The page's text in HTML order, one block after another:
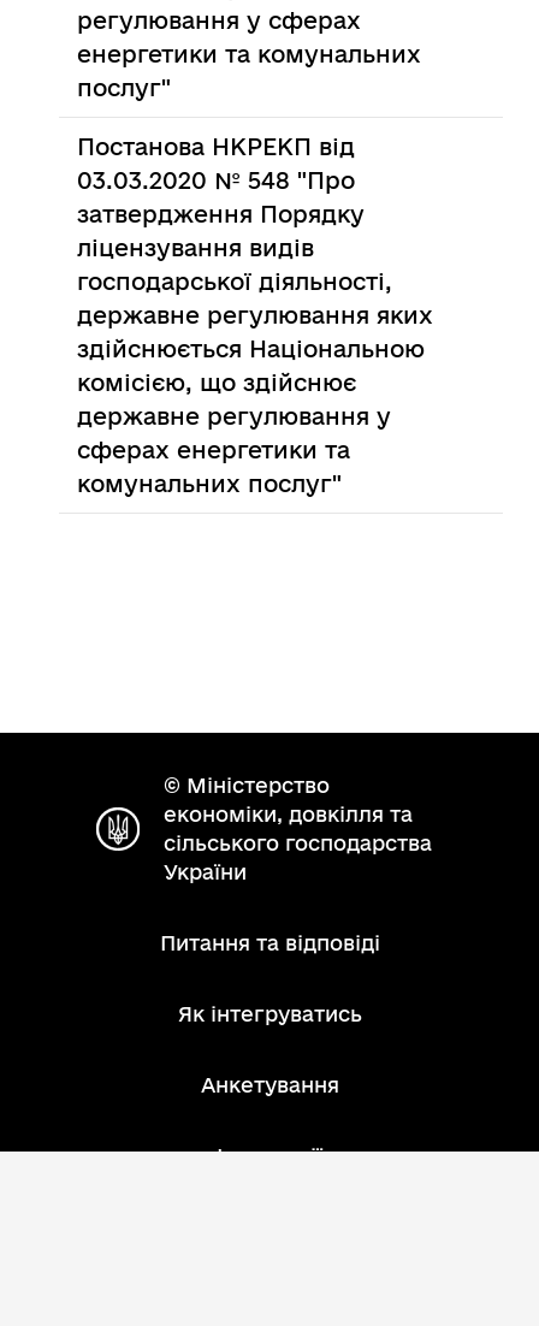
регулювання у сферах
енергетики та комунальних
послуг"
Постанова НКРЕКП від
03.03.2020 № 548 "Про
затвердження Порядку
ліцензування видів
господарської діяльності,
державне регулювання яких
здійснюється Національною
комісією, що здійснює
державне регулювання у
сферах енергетики та
комунальних послуг"
© Міністерство
економіки, довкілля та
сільського господарства
України
Питання та відповіді
Як інтегруватись
Анкетування
Інструкції